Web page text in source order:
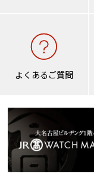
よくあるご質問